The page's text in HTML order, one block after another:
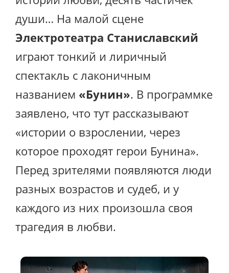
души… На малой сцене
Электротеатра Станиславский
играют тонкий и лиричный
спектакль с лаконичным
названием «Бунин». В программке
заявлено, что тут рассказывают
«истории о взрослении, через
которое проходят герои Бунина».
Перед зрителями появляются люди
разных возрастов и судеб, и у
каждого из них произошла своя
трагедия в любви.